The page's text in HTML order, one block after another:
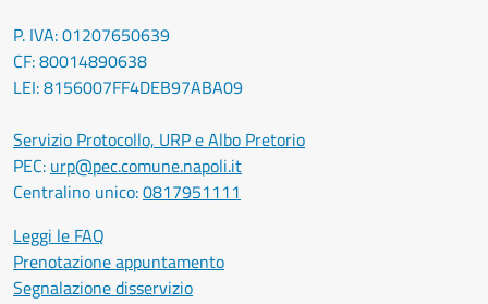
P. IVA: 01207650639
CF: 80014890638
LEI: 8156007FF4DEB97ABA09
Servizio Protocollo, URP e Albo Pretorio
PEC: urp@pec.comune.napoli.it
Centralino unico:0817951111
Leggi le FAQ
Prenotazione appuntamento
Segnalazione disservizio